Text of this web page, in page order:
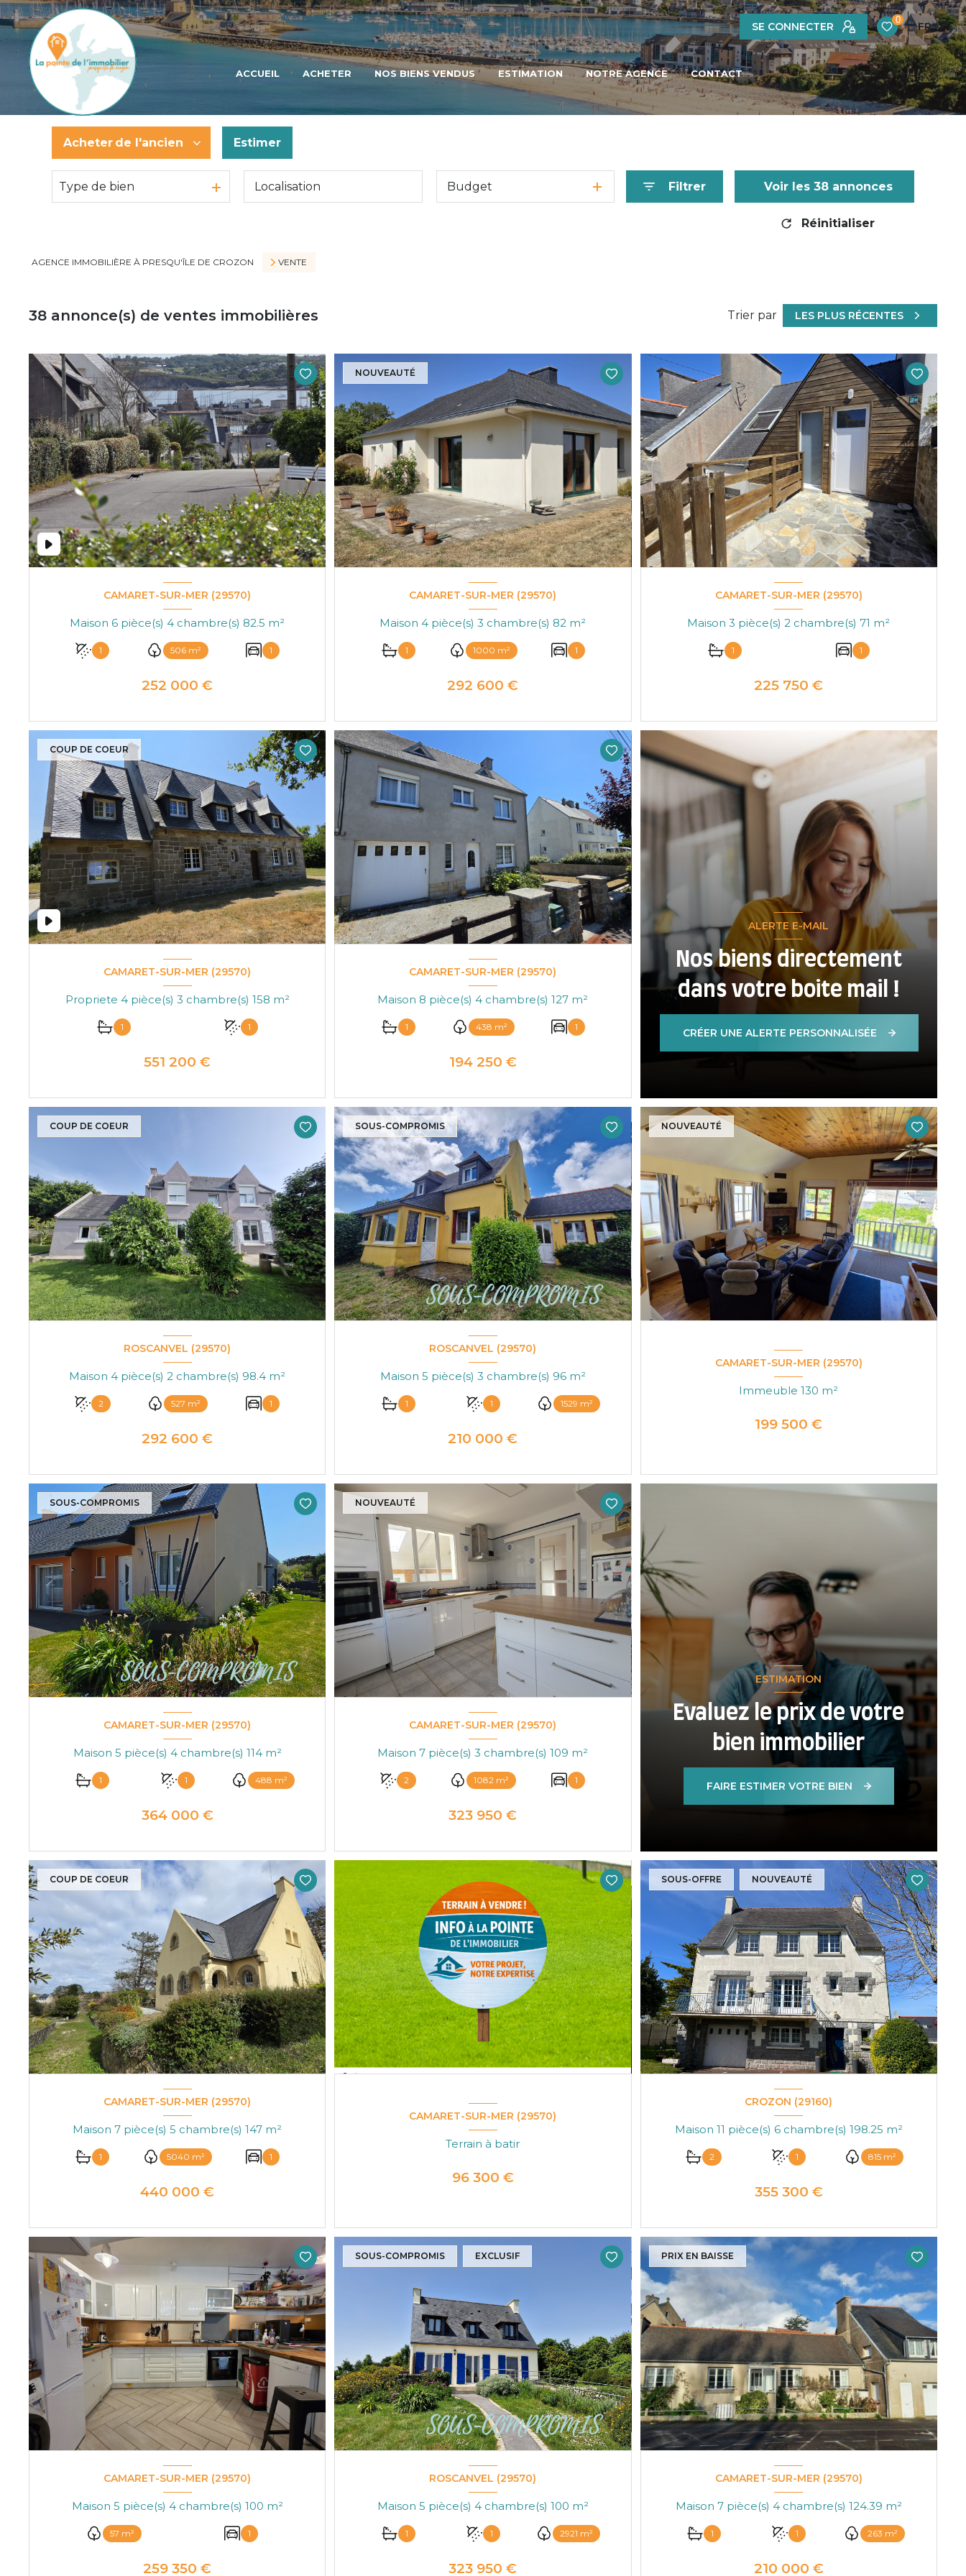
SE CONNECTER
0
FR
ACCUEIL ACHETER NOS BIENS VENDUS ESTIMATION NOTRE AGENCE CONTACT
Acheter de l'ancien
De l'ancien
Estimer
Type de bien Budget Filtrer Voir les 38annonces
Réinitialiser
AGENCE IMMOBILIÈRE À PRESQU'ÎLE DE CROZON VENTE
38 annonce(s) de ventes immobilières Trier par LES PLUS RÉCENTES
CAMARET-SUR-MER (29570)
Maison 6 pièce(s) 4 chambre(s) 82.5 m²
1 506 m² 1
252 000 €
VOIR LE BIEN
NOUVEAUTÉ
CAMARET-SUR-MER (29570)
Maison 4 pièce(s) 3 chambre(s) 82 m²
1 1000 m² 1
292 600 €
VOIR LE BIEN
CAMARET-SUR-MER (29570)
Maison 3 pièce(s) 2 chambre(s) 71 m²
1 1
225 750 €
VOIR LE BIEN
COUP DE COEUR
CAMARET-SUR-MER (29570)
Propriete 4 pièce(s) 3 chambre(s) 158 m²
1 1
551 200 €
VOIR LE BIEN
CAMARET-SUR-MER (29570)
Maison 8 pièce(s) 4 chambre(s) 127 m²
1 438 m² 1
194 250 €
VOIR LE BIEN
ALERTE E-MAIL
Nos biens directement
dans votre boite mail !
CRÉER UNE ALERTE PERSONNALISÉE
COUP DE COEUR
ROSCANVEL (29570)
Maison 4 pièce(s) 2 chambre(s) 98.4 m²
2 527 m² 1
292 600 €
VOIR LE BIEN
SOUS-COMPROMIS
ROSCANVEL (29570)
Maison 5 pièce(s) 3 chambre(s) 96 m²
1 1 1529 m²
210 000 €
VOIR LE BIEN
NOUVEAUTÉ
CAMARET-SUR-MER (29570)
Immeuble 130 m²
199 500 €
SOUS-COMPROMIS
CAMARET-SUR-MER (29570)
Maison 5 pièce(s) 4 chambre(s) 114 m²
1 1 488 m²
364 000 €
VOIR LE BIEN
NOUVEAUTÉ
CAMARET-SUR-MER (29570)
Maison 7 pièce(s) 3 chambre(s) 109 m²
2 1082 m² 1
323 950 €
VOIR LE BIEN
ESTIMATION
Evaluez le prix de votre
bien immobilier
FAIRE ESTIMER VOTRE BIEN
COUP DE COEUR
CAMARET-SUR-MER (29570)
Maison 7 pièce(s) 5 chambre(s) 147 m²
1 5040 m² 1
440 000 €
VOIR LE BIEN
CAMARET-SUR-MER (29570)
Terrain à batir
96 300 €
SOUS-OFFRE NOUVEAUTÉ
CROZON (29160)
Maison 11 pièce(s) 6 chambre(s) 198.25 m²
2 1 815 m²
355 300 €
VOIR LE BIEN
CAMARET-SUR-MER (29570)
Maison 5 pièce(s) 4 chambre(s) 100 m²
57 m² 1
259 350 €
SOUS-COMPROMIS EXCLUSIF
ROSCANVEL (29570)
Maison 5 pièce(s) 4 chambre(s) 100 m²
1 1 2921 m²
323 950 €
PRIX EN BAISSE
CAMARET-SUR-MER (29570)
Maison 7 pièce(s) 4 chambre(s) 124.39 m²
1 1 263 m²
210 000 €